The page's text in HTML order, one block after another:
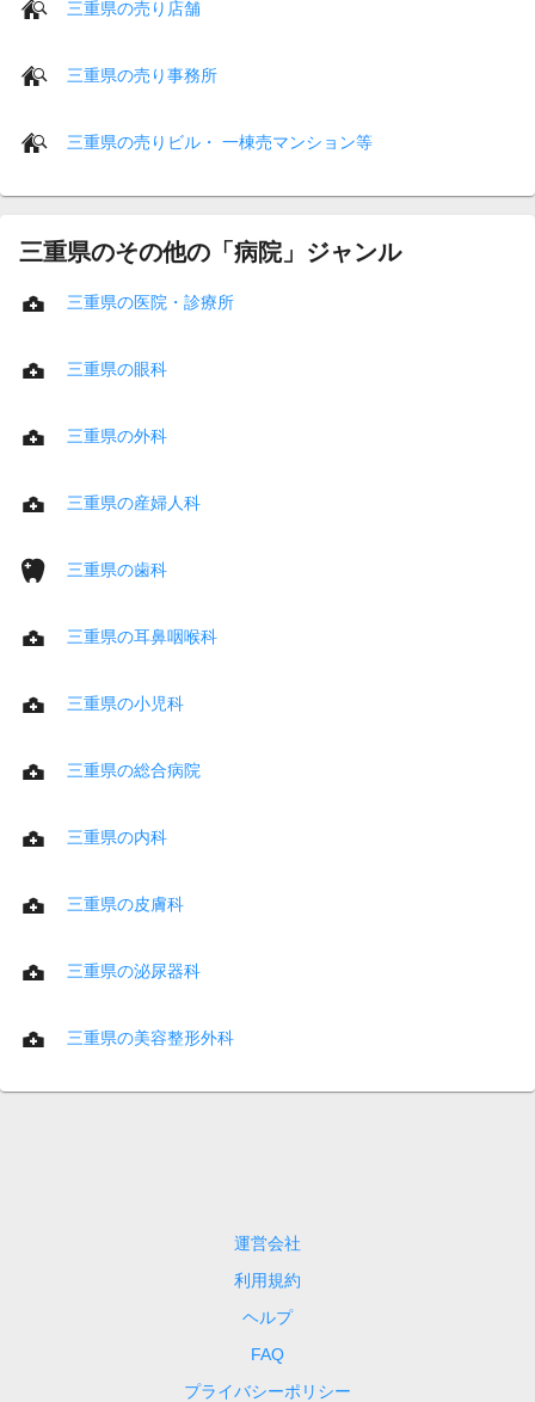
三重県の売り店舗
三重県の売り事務所
三重県の売りビル・ 一棟売マンション等
三重県のその他の「病院」ジャンル
三重県の医院・診療所
三重県の眼科
三重県の外科
三重県の産婦人科
三重県の歯科
三重県の耳鼻咽喉科
三重県の小児科
三重県の総合病院
三重県の内科
三重県の皮膚科
三重県の泌尿器科
三重県の美容整形外科
運営会社
利用規約
ヘルプ
FAQ
プライバシーポリシー